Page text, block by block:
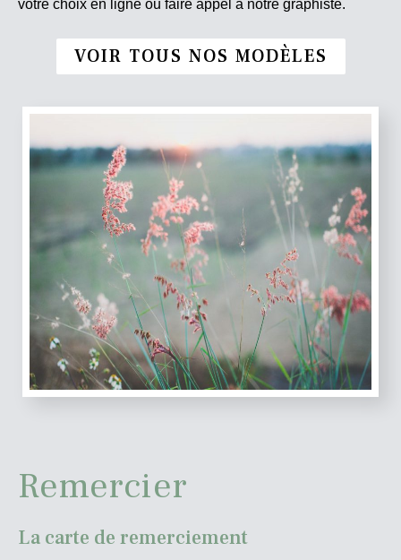
votre choix en ligne ou faire appel à notre graphiste.
VOIR TOUS NOS MODÈLES
Remercier
La carte de remerciement